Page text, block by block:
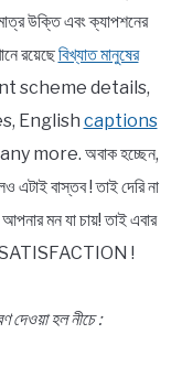
উক্তি এবং ক্যাপশনের
রয়েছেবিখ্যাত মানুষের
scheme details,
English captions
more. অবাক হচ্ছেন,
বাস্তব ! তাই দেরি না
মন যা চায়! তাই এবার
SATISFACTION !
দেওয়া হল নীচে :